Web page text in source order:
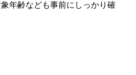
年齢なども事前にしっかり確